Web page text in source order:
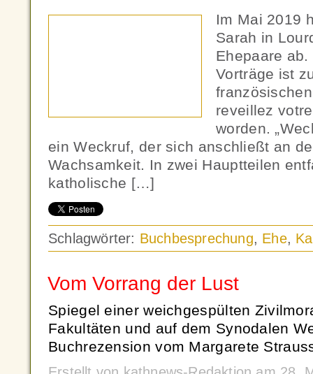
Im Mai 2019
Sarah in
Ehepaare
Vorträge ist
reveillez
worden.
ein Weckruf, der sich anschließt an
Wachsamkeit. In zwei Hauptteilen
katholische […]
Schlagwörter: Buchbesprechung, Ehe,
Vom Vorrang der Lust
Spiegel einer weichgespülten
Fakultäten und auf dem Synodalen
Buchrezension vom Margarete